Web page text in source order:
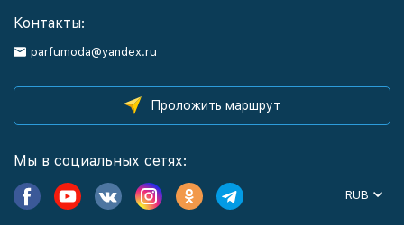
Контакты:
parfumoda@yandex.ru
Проложить маршрут
Мы в социальных сетях:
RUB